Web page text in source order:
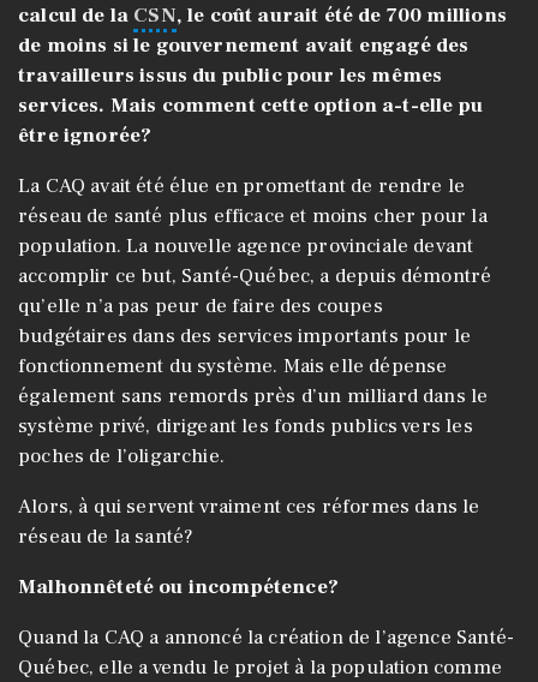
calcul de la CSN, le coût aurait été de 700 millions
de moins si le gouvernement avait engagé des
travailleurs issus du public pour les mêmes
services. Mais comment cette option a-t-elle pu
être ignorée?
La CAQ avait été élue en promettant de rendre le
réseau de santé plus efficace et moins cher pour la
population. La nouvelle agence provinciale devant
accomplir ce but, Santé-Québec, a depuis démontré
qu’elle n’a pas peur de faire des coupes
budgétaires dans des services importants pour le
fonctionnement du système. Mais elle dépense
également sans remords près d’un milliard dans le
système privé, dirigeant les fonds publics vers les
poches de l’oligarchie.
Alors, à qui servent vraiment ces réformes dans le
réseau de la santé?
Malhonnêteté ou incompétence?
Quand la CAQ a annoncé la création de l’agence Santé-
Québec, elle a vendu le projet à la population comme